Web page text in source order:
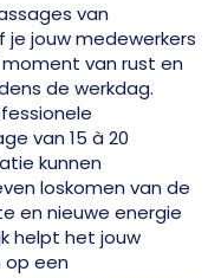
van
je jouw medewerkers
van rust en
de werkdag.
van 15 à 20
kunnen
loskomen van de
en nieuwe energie
helpt het jouw
een